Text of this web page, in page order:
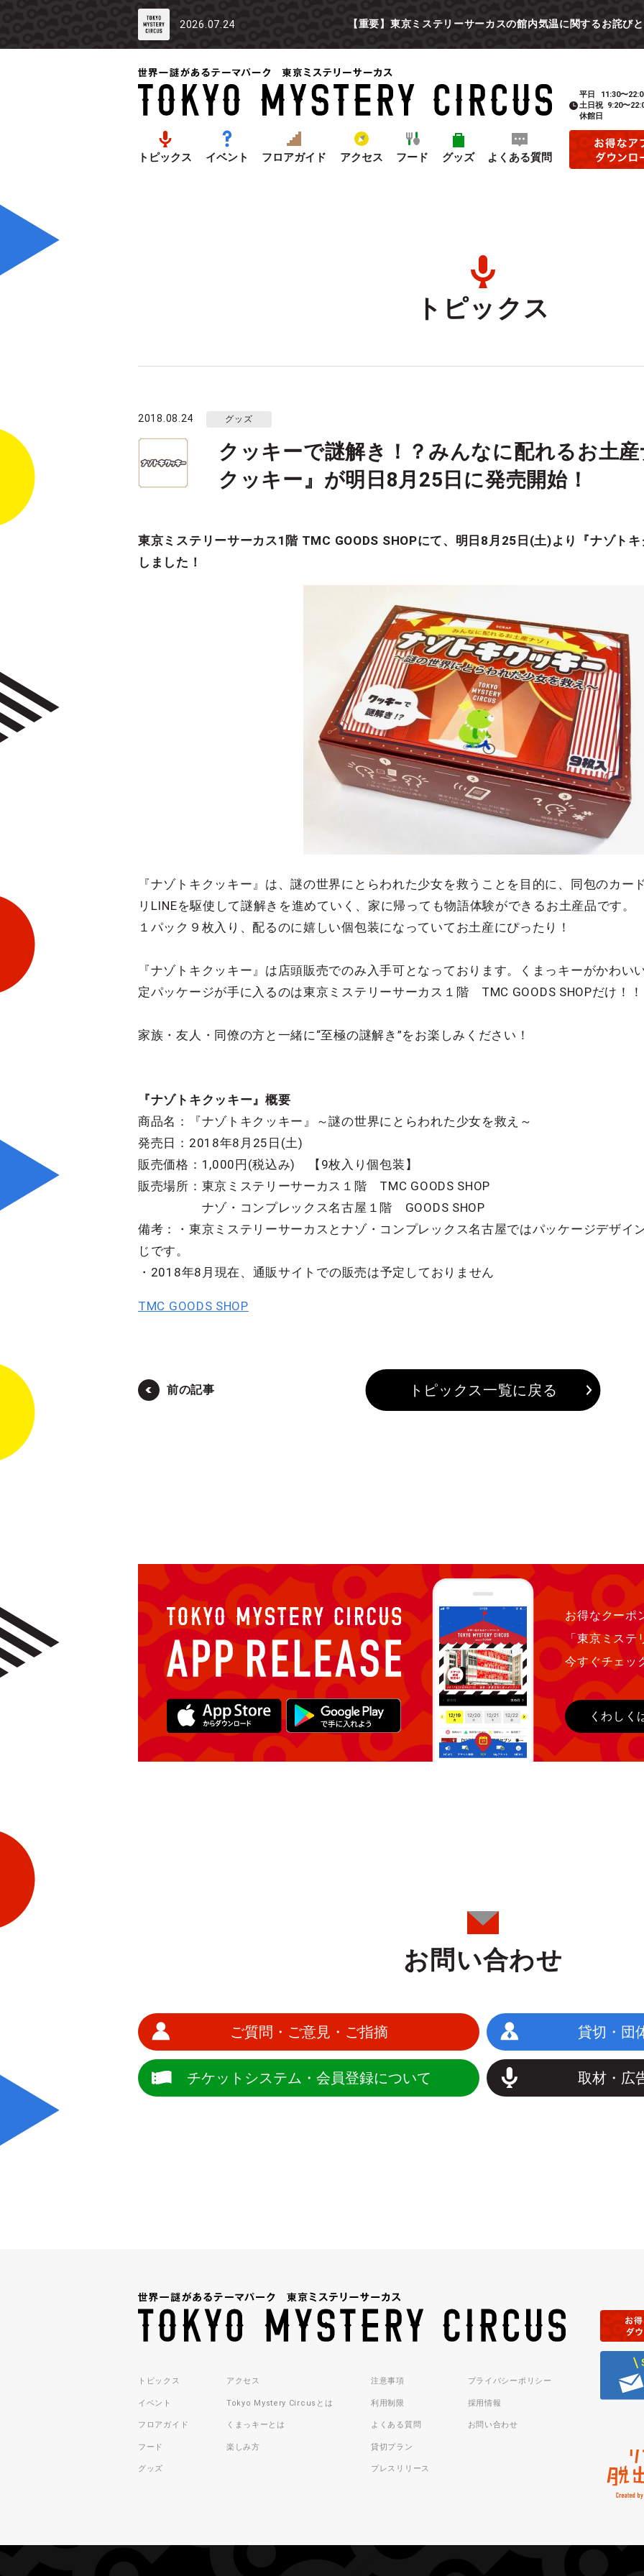
2026.07.24 【重要】東京ミステリーサーカスの館内気温に関するお詫び
トピックス イベント フロアガイド アクセス フード グッズ よくある質問
平日
11:30〜
土日祝 9:20〜
休館日
トピックス
2018.08.24 グッズ
クッキーで謎解き！？みんなに配れるお土
クッキー』が明日8月25日に発売開始！
東京ミステリーサーカス1階 TMC GOODS SHOPにて、明日8月25日(土)より『ナゾト
しました！
『ナゾトキクッキー』は、謎の世界にとらわれた少女を救うことを目的に、同包のカー
リLINEを駆使して謎解きを進めていく、家に帰っても物語体験ができるお土産品です。
１パック９枚入り、配るのに嬉しい個包装になっていてお土産にぴったり！
『ナゾトキクッキー』は店頭販売でのみ入手可となっております。くまっキーがかわい
定パッケージが手に入るのは東京ミステリーサーカス１階 TMC GOODS SHOPだけ！！
家族・友人・同僚の方と一緒に“至極の謎解き”をお楽しみください！
『ナゾトキクッキー』概要
商品名：『ナゾトキクッキー』～謎の世界にとらわれた少女を救え～
発売日：2018年8月25日(土)
販売価格：1,000円(税込み) 【9枚入り個包装】
販売場所：東京ミステリーサーカス１階 TMC GOODS SHOP
ナゾ・コンプレックス名古屋１階 GOODS SHOP
備考：・東京ミステリーサーカスとナゾ・コンプレックス名古屋ではパッケージデザイ
じです。
・2018年8月現在、通販サイトでの販売は予定しておりません
TMC GOODS SHOP
前の記事 トピックス一覧に戻る
お得なクーポ
「東京ミス
今すぐチェッ
くわしく
お問い合わせ
ご質問・ご意見・ご指摘 貸切・団
チケットシステム・会員登録について 取材・広
トピックス
イベント
フロアガイド
フード
グッズ
アクセス
Tokyo Mystery Circusとは
くまっキーとは
楽しみ方
注意事項
利用制限
よくある質問
貸切プラン
プレスリリース
プライバシーポリシー
採用情報
お問い合わせ